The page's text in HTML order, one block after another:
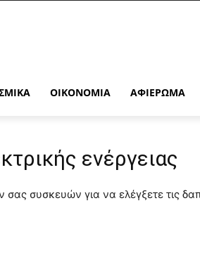
ΟΙΚΟΝΟΜΊΑ ΑΦΙΈΡΩΜΑ
ενέργειας
συσκευών για να ελέγξετε τις